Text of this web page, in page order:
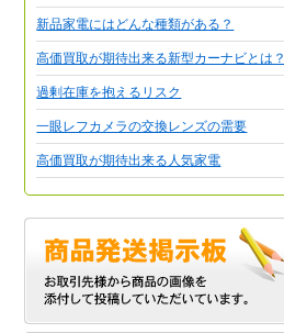
新品家電にはどんな種類がある？
高価買取が期待出来る新型カーナビとは？
過剰在庫を抱えるリスク
一眼レフカメラの交換レンズの需要
高価買取が期待出来る人気家電